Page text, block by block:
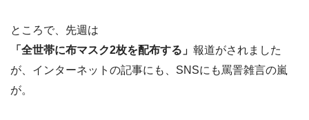
ところで、先週は
「全世帯に布マスク2枚を配布する」 報道がされました
が、インターネットの記事にも、SNSにも罵詈雑言の嵐
が。